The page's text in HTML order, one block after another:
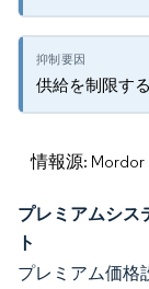
供給を制限す
情報源: Mordor
プレミアムシス
ト
プレミアム価格